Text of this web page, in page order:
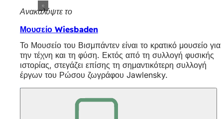
Ανακαλύψτε το
Μουσείο Wiesbaden
Το Μουσείο του Βισμπάντεν είναι το κρατικό μουσείο για
την τέχνη και τη φύση. Εκτός από τη συλλογή φυσικής
ιστορίας, στεγάζει επίσης τη σημαντικότερη συλλογή
έργων του Ρώσου ζωγράφου Jawlensky.